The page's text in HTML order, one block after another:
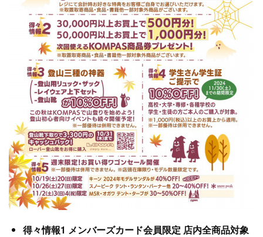
得々情報1 メンバーズカード会員限定 店内全商品対象